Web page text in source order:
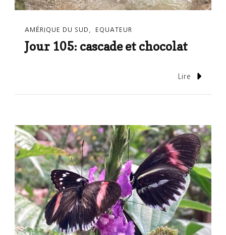
AMÉRIQUE DU SUD EQUATEUR
Jour 105: cascade et chocolat
Lire